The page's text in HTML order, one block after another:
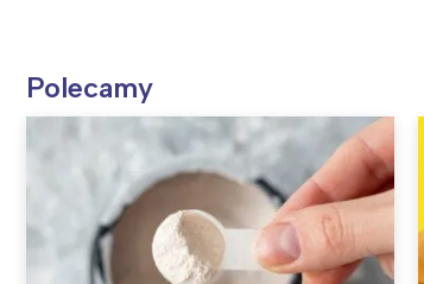
Polecamy